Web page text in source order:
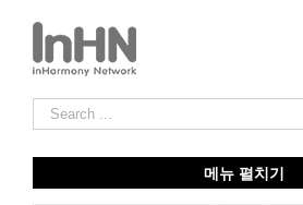
메뉴 펼치기